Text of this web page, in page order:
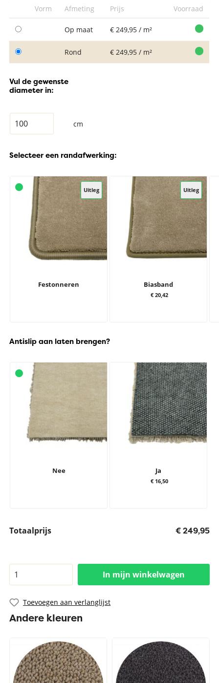
Vorm Afmeting Prijs Voorraad
Op maat € 249,95 / m²
Rond € 249,95 / m²
Vul de gewenste
diameter in:
cm
Selecteer een randafwerking:
Uitleg
Festonneren
Uitleg
Biasband
€ 20,42
Antislip aan laten brengen?
Nee Ja
€ 16,50
Totaalprijs € 249,95
In mijn winkelwagen
Toevoegen aan verlanglijst
Andere kleuren